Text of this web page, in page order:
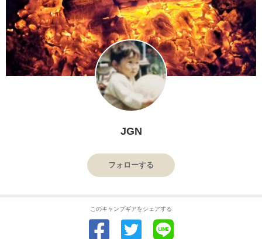
JGN
フォローする
このキャンプギアをシェアする